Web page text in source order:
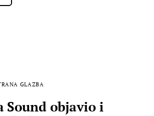
GLAZBA
Sound objavio i